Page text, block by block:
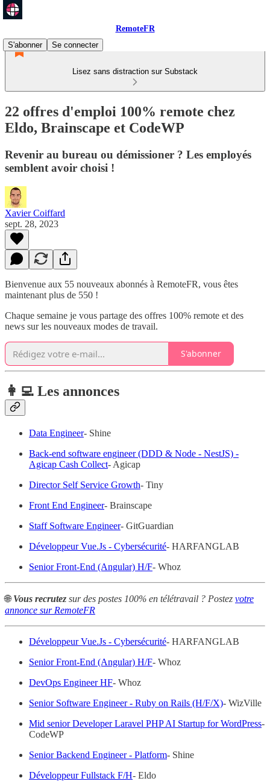
RemoteFR
S'abonner
Se connecter
Lisez sans distraction sur Substack
22 offres d'emploi 100% remote chez
Eldo, Brainscape et CodeWP
Revenir au bureau ou démissioner ? Les employés
semblent avoir choisi !
Xavier Coiffard
sept. 28, 2023
Bienvenue aux 55 nouveaux abonnés à RemoteFR, vous êtes
maintenant plus de 550 !
Chaque semaine je vous partage des offres 100% remote et des
news sur les nouveaux modes de travail.
S'abonner
👩‍💻 Les annonces
Data Engineer- Shine
Back-end software engineer (DDD & Node - NestJS) -
Agicap Cash Collect- Agicap
Director Self Service Growth- Tiny
Front End Engineer- Brainscape
Staff Software Engineer- GitGuardian
Développeur Vue.Js - Cybersécurité- HARFANGLAB
Senior Front-End (Angular) H/F- Whoz
🌐 Vous recrutez sur des postes 100% en télétravail ? Postez votre
annonce sur RemoteFR
Développeur Vue.Js - Cybersécurité- HARFANGLAB
Senior Front-End (Angular) H/F- Whoz
DevOps Engineer HF- Whoz
Senior Software Engineer - Ruby on Rails (H/F/X)- WizVille
Mid senior Developer Laravel PHP AI Startup for WordPress-
CodeWP
Senior Backend Engineer - Platform- Shine
Développeur Fullstack F/H- Eldo